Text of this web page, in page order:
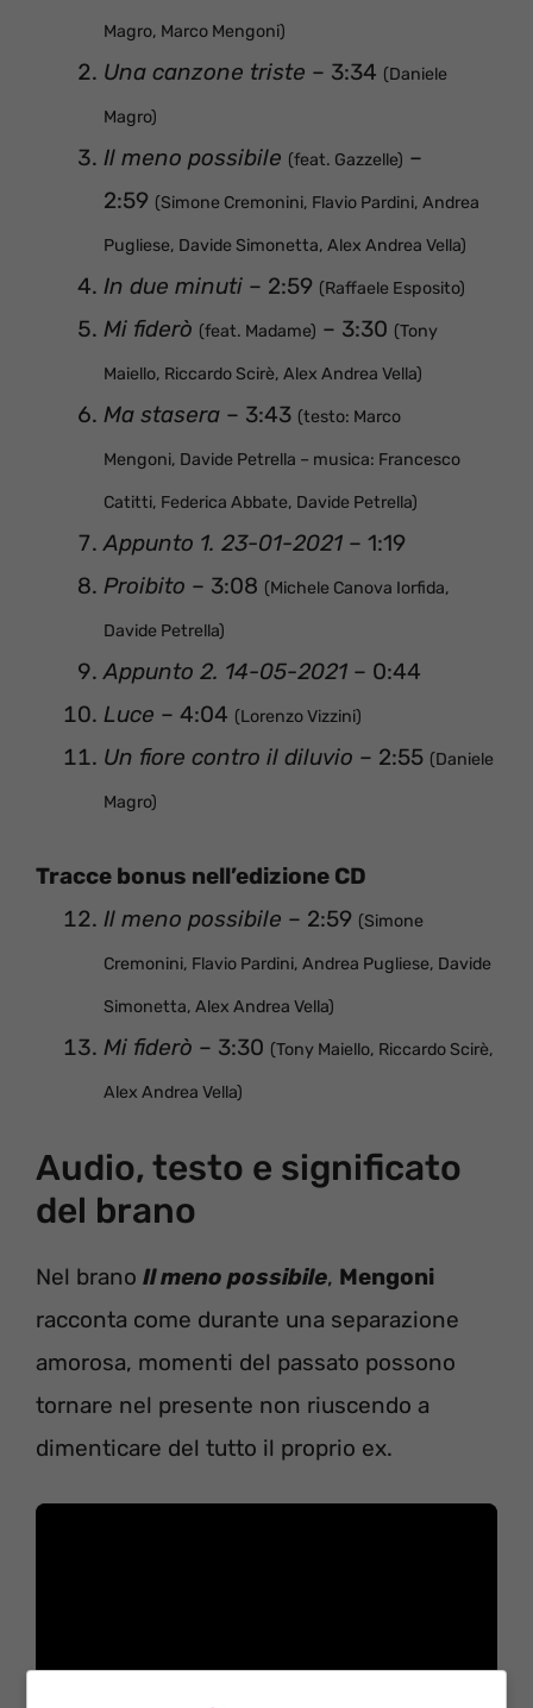
Magro, Marco Mengoni)
Una canzone triste – 3:34 (Daniele
Magro)
Il meno possibile (feat. Gazzelle) –
2:59 (Simone Cremonini, Flavio Pardini, Andrea
Pugliese, Davide Simonetta, Alex Andrea Vella)
In due minuti – 2:59 (Raffaele Esposito)
Mi fiderò (feat. Madame) – 3:30 (Tony
Maiello, Riccardo Scirè, Alex Andrea Vella)
Ma stasera – 3:43 (testo: Marco
Mengoni, Davide Petrella – musica: Francesco
Catitti, Federica Abbate, Davide Petrella)
Appunto 1. 23-01-2021 – 1:19
Proibito – 3:08 (Michele Canova Iorfida,
Davide Petrella)
Appunto 2. 14-05-2021 – 0:44
Luce – 4:04 (Lorenzo Vizzini)
Un fiore contro il diluvio – 2:55 (Daniele
Magro)
Tracce bonus nell’edizione CD
Il meno possibile – 2:59 (Simone
Cremonini, Flavio Pardini, Andrea Pugliese, Davide
Simonetta, Alex Andrea Vella)
Mi fiderò – 3:30 (Tony Maiello, Riccardo Scirè,
Alex Andrea Vella)
Audio, testo e significato
del brano
Nel brano Il meno possibile, Mengoni
racconta come durante una separazione
amorosa, momenti del passato possono
tornare nel presente non riuscendo a
dimenticare del tutto il proprio ex.